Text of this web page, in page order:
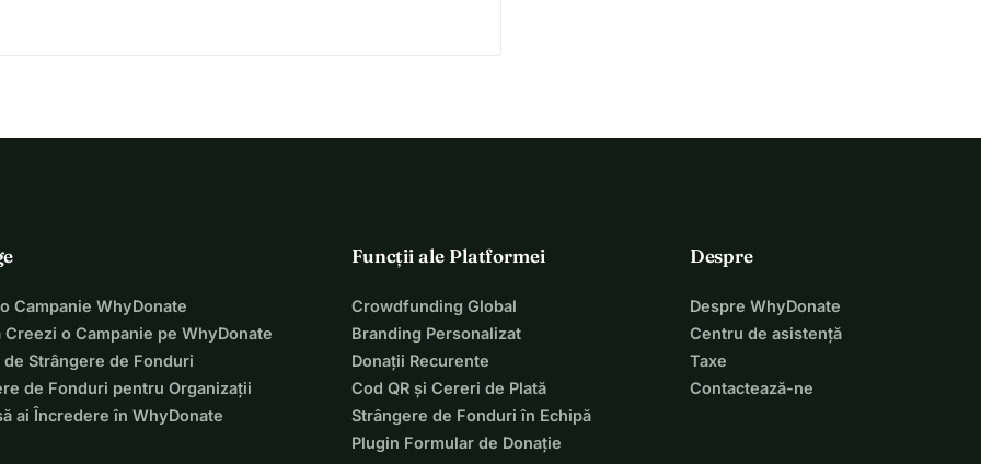
Campanie WhyDonate
Creezi o Campanie pe WhyDonate
Strângere de Fonduri
de Fonduri pentru Organizații
ai Încredere în WhyDonate
Funcții ale Platformei
Crowdfunding Global
Branding Personalizat
Donații Recurente
Cod QR și Cereri de Plată
Strângere de Fonduri în Echipă
Plugin Formular de Donație
Despre
Despre WhyDonate
Centru de asistență
Taxe
Contactează-ne